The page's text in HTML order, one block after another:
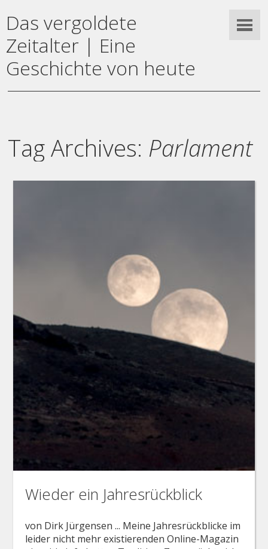
Das vergoldete
Zeitalter | Eine
Geschichte von heute
Tag Archives: Parlament
Wieder ein Jahresrückblick
von Dirk Jürgensen ... Meine Jahresrückblicke im
leider nicht mehr existierenden Online-Magazin